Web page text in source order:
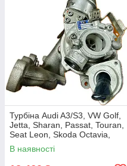
Турбіна Audi A3/S3, VW Golf,
Jetta, Sharan, Passat, Touran,
Seat Leon, Skoda Octavia,
Superb 2.0 TDI, CKRA
В наявності